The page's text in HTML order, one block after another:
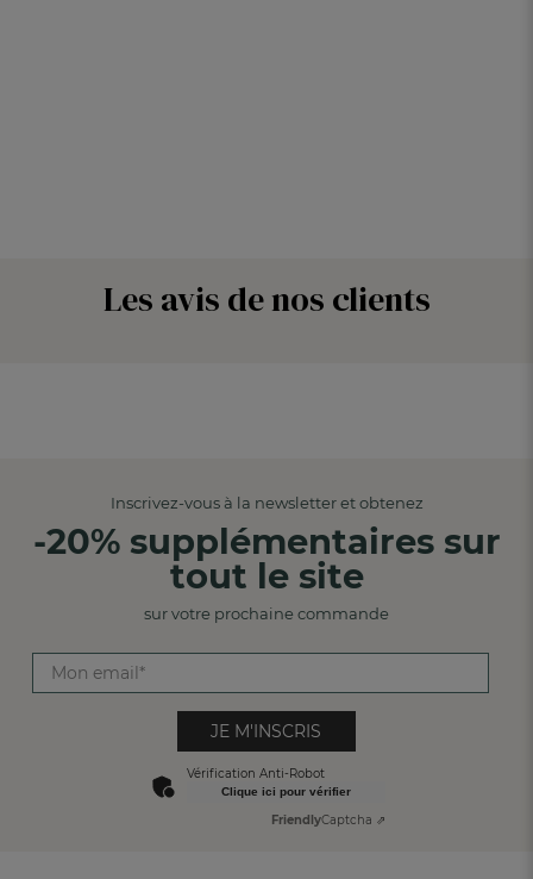
Les avis de nos clients
Inscrivez-vous à la newsletter et obtenez
-20% supplémentaires sur
tout le site
sur votre prochaine commande
JE M'INSCRIS
Vérification Anti-Robot
Clique ici pour vérifier
FriendlyCaptcha ⇗